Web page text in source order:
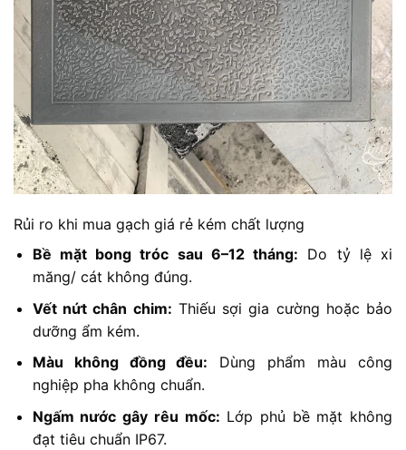
Rủi ro khi mua gạch giá rẻ kém chất lượng
Bề mặt bong tróc sau 6–12 tháng: Do tỷ lệ xi
măng/ cát không đúng.
Vết nứt chân chim: Thiếu sợi gia cường hoặc bảo
dưỡng ẩm kém.
Màu không đồng đều: Dùng phẩm màu công
nghiệp pha không chuẩn.
Ngấm nước gây rêu mốc: Lớp phủ bề mặt không
đạt tiêu chuẩn IP67.